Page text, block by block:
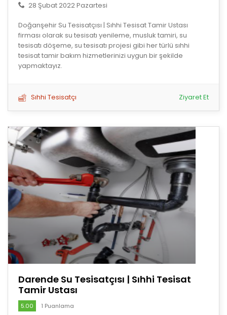
28 Şubat 2022 Pazartesi
Doğanşehir Su Tesisatçısı | Sıhhi Tesisat Tamir Ustası
firması olarak su tesisatı yenileme, musluk tamiri, su
tesisatı döşeme, su tesisatı projesi gibi her türlü sıhhi
tesisat tamir bakım hizmetlerinizi uygun bir şekilde
yapmaktayız.
Sıhhi Tesisatçı Ziyaret Et
Darende Su Tesisatçısı | Sıhhi Tesisat
Tamir Ustası
5.00 1 Puanlama